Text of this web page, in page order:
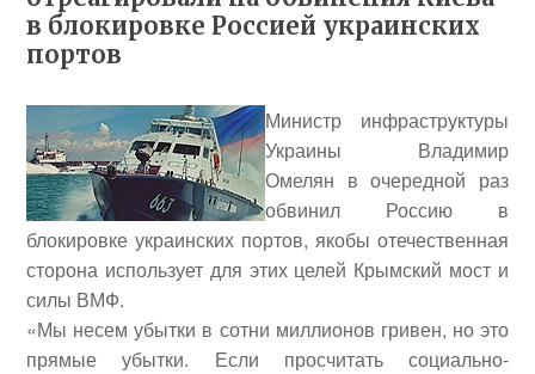
в блокировке Россией украинских
портов
Министр инфраструктуры
Украины Владимир
Омелян в очередной раз
обвинил Россию в
блокировке украинских портов, якобы отечественная
сторона использует для этих целей Крымский мост и
силы ВМФ.
«Мы несем убытки в сотни миллионов гривен, но это
прямые убытки. Если просчитать социально-